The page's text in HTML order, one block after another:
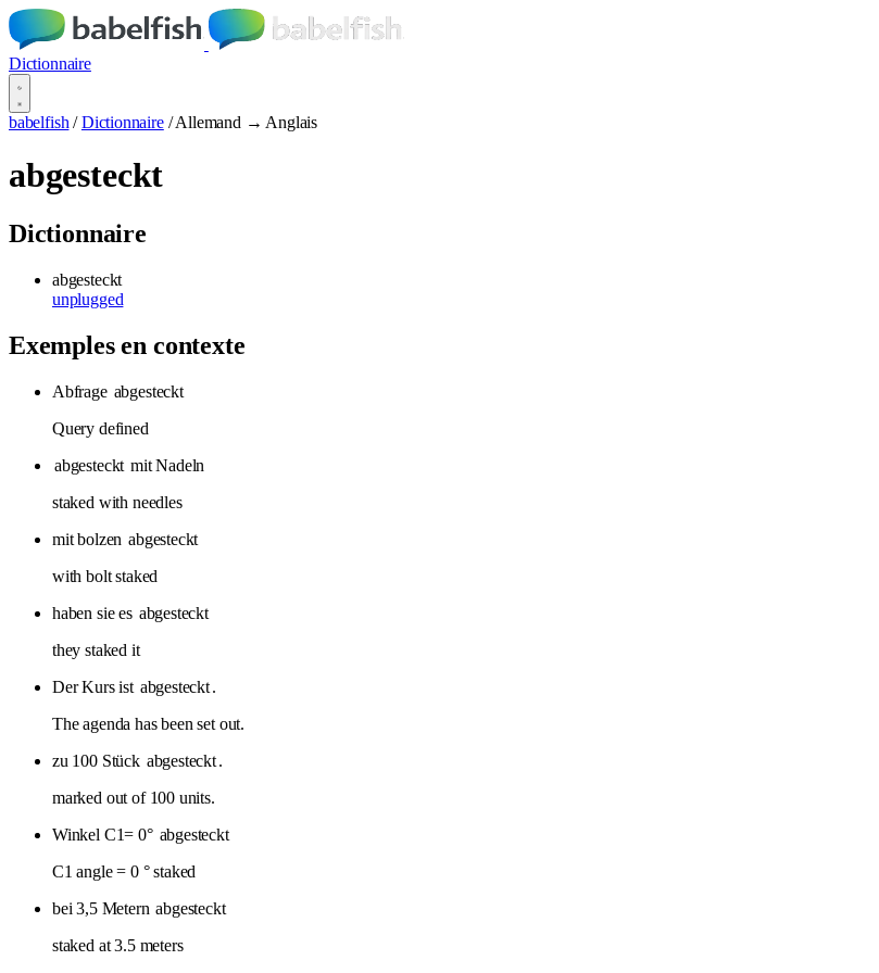
Dictionnaire
babelfish / Dictionnaire / Allemand → Anglais
abgesteckt
Dictionnaire
abgesteckt
unplugged
Exemples en contexte
Abfrage abgesteckt
Query defined
abgesteckt mit Nadeln
staked with needles
mit bolzen abgesteckt
with bolt staked
haben sie es abgesteckt
they staked it
Der Kurs ist abgesteckt.
The agenda has been set out.
zu 100 Stück abgesteckt.
marked out of 100 units.
Winkel C1= 0° abgesteckt
C1 angle = 0 ° staked
bei 3,5 Metern abgesteckt
staked at 3.5 meters